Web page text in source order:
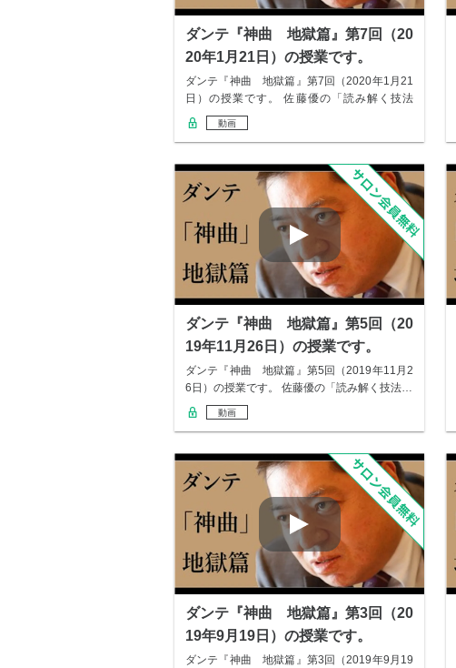
ダンテ『神曲 地獄篇』第7回（20
20年1月21日）の授業です。
ダンテ『神曲 地獄篇』第7回（2020年1月21
日）の授業です。 佐藤優の「読み解く技法
教…
動画
ダンテ『神曲 地獄篇』第5回（20
19年11月26日）の授業です。
ダンテ『神曲 地獄篇』第5回（2019年11月2
6日）の授業です。 佐藤優の「読み解く技法…
動画
ダンテ『神曲 地獄篇』第3回（20
19年9月19日）の授業です。
ダンテ『神曲 地獄篇』第3回（2019年9月19